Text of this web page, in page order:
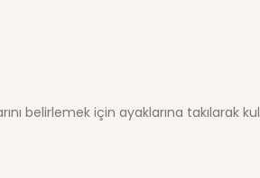
belirlemek için ayaklarına takılarak